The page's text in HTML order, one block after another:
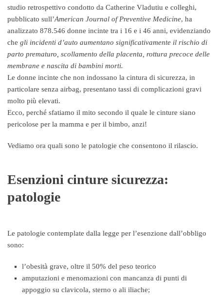
studio retrospettivo condotto da Catherine Vladutiu e colleghi,
pubblicato sull’American Journal of Preventive Medicine, ha
analizzato 878.546 donne incinte tra i 16 e i 46 anni, evidenziando
che gli incidenti d’auto aumentano significativamente il rischio di
parto prematuro, scollamento della placenta, rottura precoce delle
membrane e nascita di bambini morti.
Le donne incinte che non indossano la cintura di sicurezza, in
particolare senza airbag, presentano tassi di complicazioni gravi
molto più elevati.
Ecco, perché sfatiamo il mito secondo il quale le cinture siano
pericolose per la mamma e per il bimbo, anzi!
Vediamo ora quali sono le patologie che consentono il rilascio.
Esenzioni cinture sicurezza:
patologie
Le patologie contemplate dalla legge per l’esenzione dall’obbligo
sono:
l’obesità grave, oltre il 50% del peso teorico
amputazioni e menomazioni con mancanza di punti di
appoggio su clavicola, sterno o ali iliache;